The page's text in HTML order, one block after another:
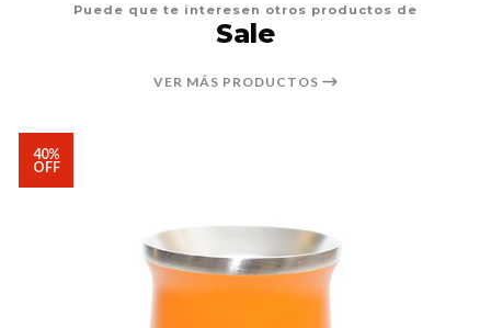
Puede que te interesen otros productos de
Sale
VER MÁS PRODUCTOS
40%
OFF